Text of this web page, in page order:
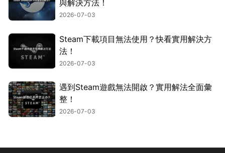
與解決方法！
2026-07-03
Steam下載項目無法使用？快看實用解決方
法！
2026-07-03
遇到Steam遊戲無法開啟？實用解法全面彙
整！
2026-07-03